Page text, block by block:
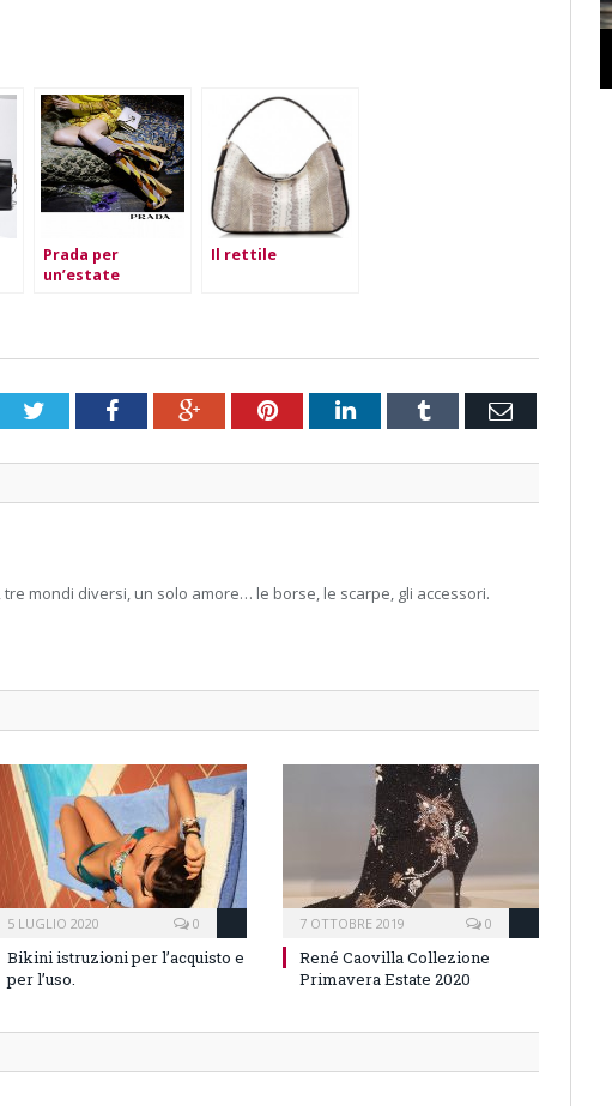
Prada per
un’estate
Il rettile
TwitterFacebookGoogle+PinterestLinkedInTumblr Email
tre mondi diversi, un solo amore… le borse, le scarpe, gli accessori.
5 LUGLIO 2020 0
Bikini istruzioni per l’acquisto e
per l’uso.
7 OTTOBRE 2019 0
René Caovilla Collezione
Primavera Estate 2020